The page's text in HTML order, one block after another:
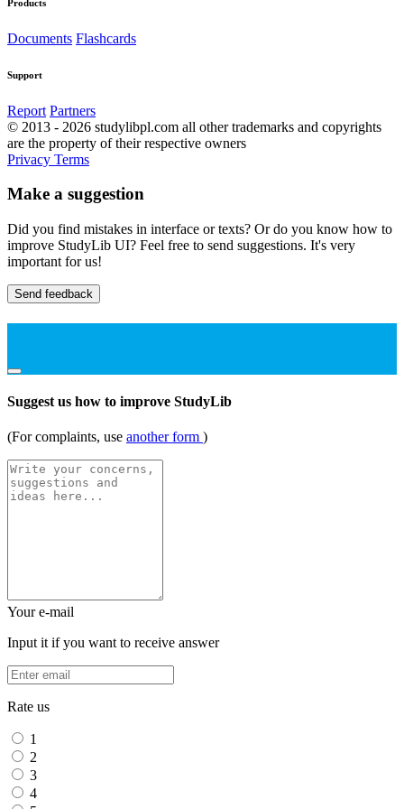
Products
Documents Flashcards
Support
Report Partners
© 2013 - 2026 studylibpl.com all other trademarks and copyrights
are the property of their respective owners
Privacy Terms
Make a suggestion
Did you find mistakes in interface or texts? Or do you know how to
improve StudyLib UI? Feel free to send suggestions. It's very
important for us!
Send feedback
Suggest us how to improve StudyLib
(For complaints, use another form )
Your e-mail
Input it if you want to receive answer
Rate us
1
2
3
4